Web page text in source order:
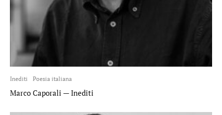
Inediti Poesia italiana
Marco Caporali — Inediti